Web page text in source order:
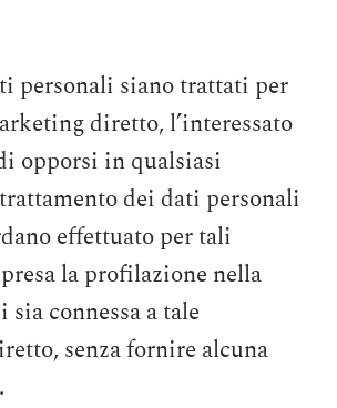
personali siano trattati per
diretto, l’interessato
opporsi in qualsiasi
dei dati personali
effettuato per tali
la profilazione nella
connessa a tale
senza fornire alcuna